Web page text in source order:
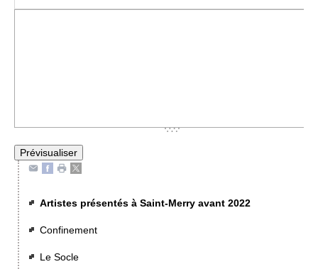
Artistes présentés à Saint-Merry avant 2022
Confinement
Le Socle